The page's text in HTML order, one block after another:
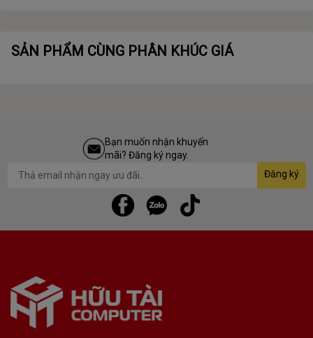
SẢN PHẨM CÙNG PHÂN KHÚC GIÁ
Bạn muốn nhận khuyến
mãi? Đăng ký ngay.
Đăng ký